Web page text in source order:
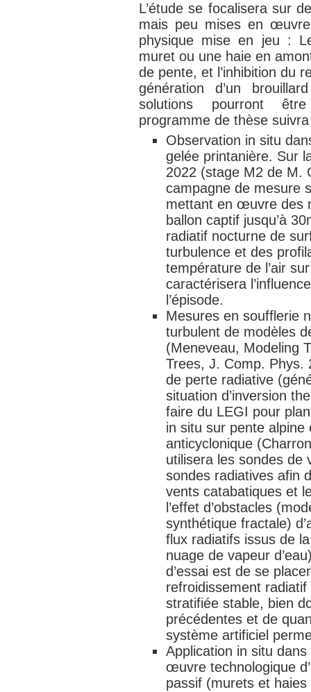
L’étude se focalisera sur
mais peu mises en
physique mise en jeu :
muret ou une haie en
de pente, et l’inhibition du
génération d’un
solutions pourront
programme de thèse
Observation in situ
gelée printanière. Sur
2022 (stage M2 de M.
campagne de mesure
mettant en œuvre des
ballon captif jusqu’à
radiatif nocturne de
turbulence et des
température de l’air
caractérisera
l’épisode.
Mesures en soufflerie
turbulent de modèles
(Meneveau, Modeling
Trees, J. Comp. Phys.
de perte radiative
situation d’inversion
faire du LEGI pour
in situ sur pente alpine
anticyclonique
utilisera les sondes de
sondes radiatives afin
vents catabatiques et
l’effet d’obstacles
synthétique fractale)
flux radiatifs issus de
nuage de vapeur
d’essai est de se
refroidissement
stratifiée stable, bien
précédentes et de
système artificiel
Application in situ
œuvre technologique
passif (murets et